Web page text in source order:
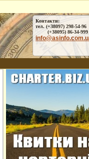
Контакти:
тел. (+38097) 298-54-96
(+38095) 86-34-999